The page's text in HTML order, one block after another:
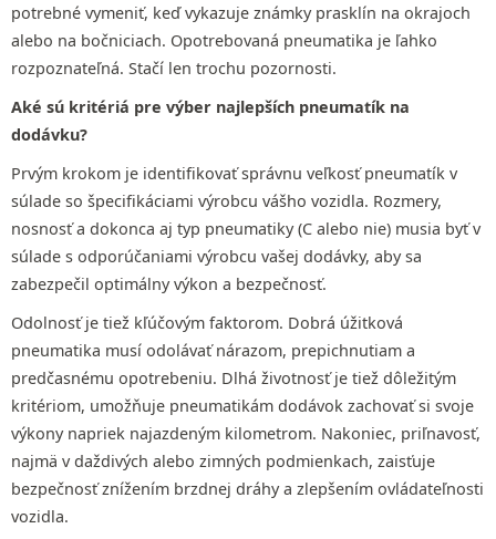
potrebné vymeniť, keď vykazuje známky prasklín na okrajoch
alebo na bočniciach. Opotrebovaná pneumatika je ľahko
rozpoznateľná. Stačí len trochu pozornosti.
Aké sú kritériá pre výber najlepších pneumatík na
dodávku?
Prvým krokom je identifikovať správnu veľkosť pneumatík v
súlade so špecifikáciami výrobcu vášho vozidla. Rozmery,
nosnosť a dokonca aj typ pneumatiky (C alebo nie) musia byť v
súlade s odporúčaniami výrobcu vašej dodávky, aby sa
zabezpečil optimálny výkon a bezpečnosť.
Odolnosť je tiež kľúčovým faktorom. Dobrá úžitková
pneumatika musí odolávať nárazom, prepichnutiam a
predčasnému opotrebeniu. Dlhá životnosť je tiež dôležitým
kritériom, umožňuje pneumatikám dodávok zachovať si svoje
výkony napriek najazdeným kilometrom. Nakoniec, priľnavosť,
najmä v daždivých alebo zimných podmienkach, zaisťuje
bezpečnosť znížením brzdnej dráhy a zlepšením ovládateľnosti
vozidla.